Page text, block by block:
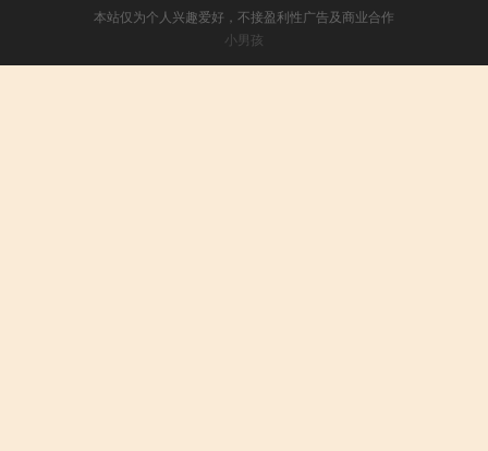
本站仅为个人兴趣爱好，不接盈利性广告及商业合作
小男孩